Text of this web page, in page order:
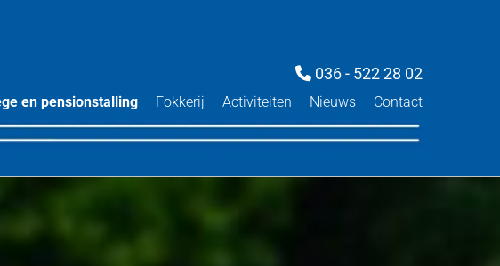
 036 - 522 28 02
en pensionstalling Fokkerij Activiteiten Nieuws Contact